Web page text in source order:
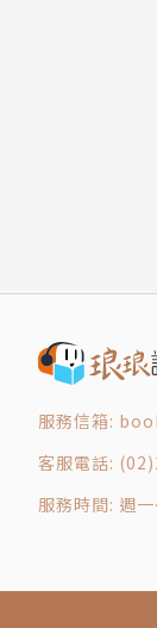
服務信箱:
客服電話:
服務時間: 週